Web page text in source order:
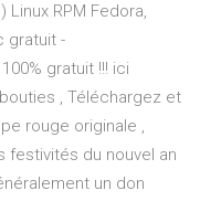
RPM Fedora,
gratuit -
gratuit !!! ici
, Téléchargez et
rouge originale ,
du nouvel an
un don